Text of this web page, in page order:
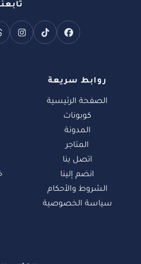
تابعنا
روابط سريعة
الصفحة الرئيسية
كوبونات
المدونة
المتاجر
اتصل بنا
انضم إلينا
الشروط والأحكام
سياسة الخصوصية